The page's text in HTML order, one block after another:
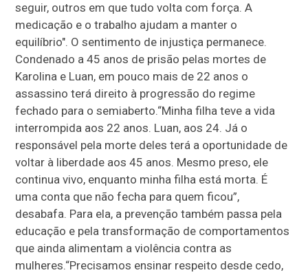
seguir, outros em que tudo volta com força. A
medicação e o trabalho ajudam a manter o
equilíbrio". O sentimento de injustiça permanece.
Condenado a 45 anos de prisão pelas mortes de
Karolina e Luan, em pouco mais de 22 anos o
assassino terá direito à progressão do regime
fechado para o semiaberto.“Minha filha teve a vida
interrompida aos 22 anos. Luan, aos 24. Já o
responsável pela morte deles terá a oportunidade de
voltar à liberdade aos 45 anos. Mesmo preso, ele
continua vivo, enquanto minha filha está morta. É
uma conta que não fecha para quem ficou”,
desabafa. Para ela, a prevenção também passa pela
educação e pela transformação de comportamentos
que ainda alimentam a violência contra as
mulheres.“Precisamos ensinar respeito desde cedo,